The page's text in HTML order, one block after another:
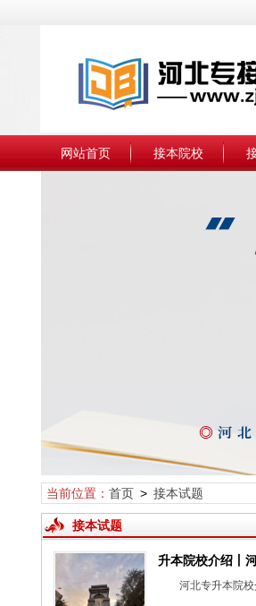
网站首页 接本院校
当前位置： 首页> 接本试题
接本试题
升本院校介绍丨
河北专升本院